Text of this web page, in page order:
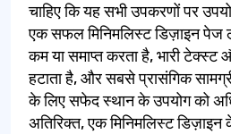
चाहिए कि यह सभी उपकरणों पर
एक सफल मिनिमलिस्ट डिज़ाइन
कम या समाप्त करता है, भारी टेक्स्ट
हटाता है, और सबसे प्रासंगिक
के लिए सफेद स्थान के उपयोग को
अतिरिक्त, एक मिनिमलिस्ट